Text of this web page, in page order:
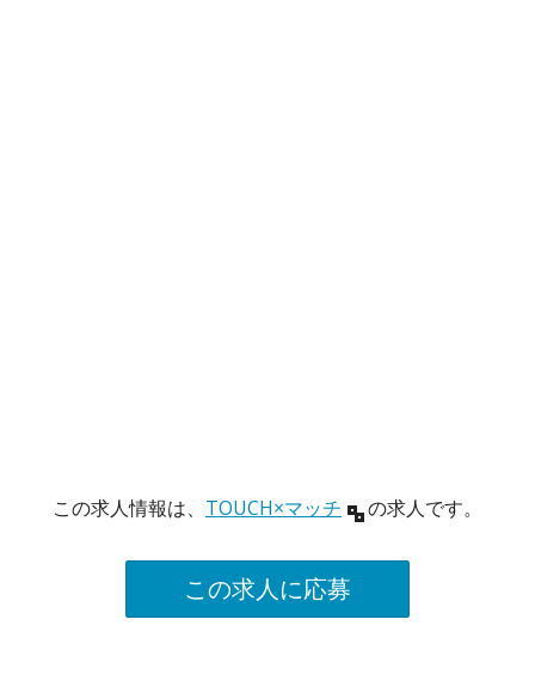
この求人情報は、 TOUCH×マッチ の求人です。
この求人に応募